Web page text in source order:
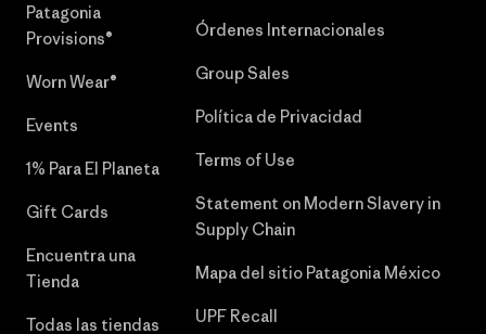
Patagonia
Provisions®
Worn Wear®
Events
1% Para El Planeta
Gift Cards
Encuentra una
Tienda
Todas las tiendas
Órdenes Internacionales
Group Sales
Política de Privacidad
Terms of Use
Statement on Modern Slavery in
Supply Chain
Mapa del sitio Patagonia México
UPF Recall